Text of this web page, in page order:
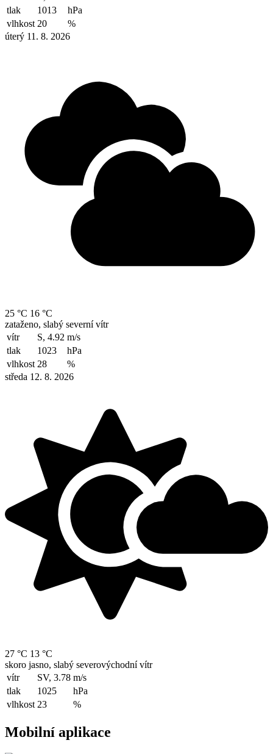
tlak
1013
hPa
vlhkost 20
%
úterý 11. 8. 2026
25 °C 16 °C
zataženo, slabý severní vítr
vítr
S, 4.92 m/s
tlak
1023
hPa
vlhkost 28
%
středa 12. 8. 2026
27 °C 13 °C
skoro jasno, slabý severovýchodní vítr
vítr
SV, 3.78 m/s
tlak
1025
hPa
vlhkost 23 %
Mobilní aplikace